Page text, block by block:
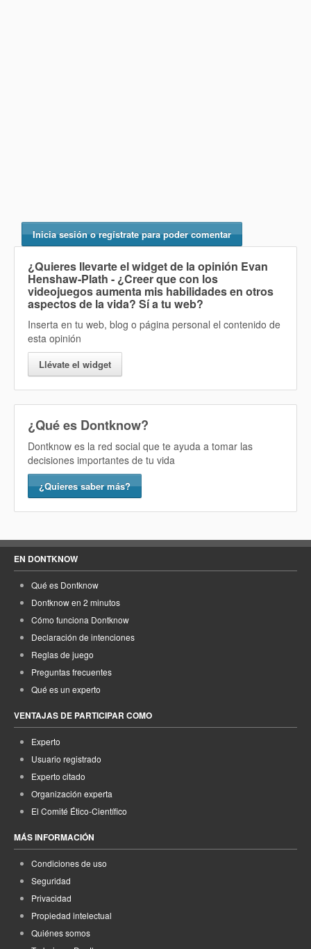
Inicia sesión o regístrate para poder comentar
¿Quieres llevarte el widget de la opinión Evan
Henshaw-Plath - ¿Creer que con los
videojuegos aumenta mis habilidades en otros
aspectos de la vida? Sía tu web?
Inserta en tu web, blog o página personal el contenido de
esta opinión
Llévate el widget
¿Qué es Dontknow?
Dontknow es la red social que te ayuda a tomar las
decisiones importantes de tu vida
¿Quieres saber más?
EN DONTKNOW
Qué es Dontknow
Dontknow en 2 minutos
Cómo funciona Dontknow
Declaración de intenciones
Reglas de juego
Preguntas frecuentes
Qué es un experto
VENTAJAS DE PARTICIPAR COMO
Experto
Usuario registrado
Experto citado
Organización experta
El Comité Ético-Científico
MÁS INFORMACIÓN
Condiciones de uso
Seguridad
Privacidad
Propiedad intelectual
Quiénes somos